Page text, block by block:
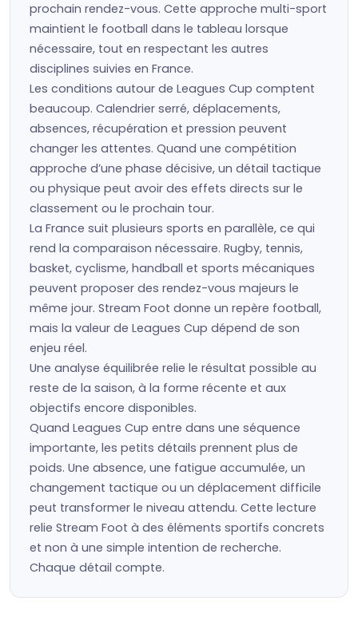
prochain rendez-vous. Cette approche multi-sport
maintient le football dans le tableau lorsque
nécessaire, tout en respectant les autres
disciplines suivies en France.
Les conditions autour de Leagues Cup comptent
beaucoup. Calendrier serré, déplacements,
absences, récupération et pression peuvent
changer les attentes. Quand une compétition
approche d’une phase décisive, un détail tactique
ou physique peut avoir des effets directs sur le
classement ou le prochain tour.
La France suit plusieurs sports en parallèle, ce qui
rend la comparaison nécessaire. Rugby, tennis,
basket, cyclisme, handball et sports mécaniques
peuvent proposer des rendez-vous majeurs le
même jour. Stream Foot donne un repère football,
mais la valeur de Leagues Cup dépend de son
enjeu réel.
Une analyse équilibrée relie le résultat possible au
reste de la saison, à la forme récente et aux
objectifs encore disponibles.
Quand Leagues Cup entre dans une séquence
importante, les petits détails prennent plus de
poids. Une absence, une fatigue accumulée, un
changement tactique ou un déplacement difficile
peut transformer le niveau attendu. Cette lecture
relie Stream Foot à des éléments sportifs concrets
et non à une simple intention de recherche.
Chaque détail compte.